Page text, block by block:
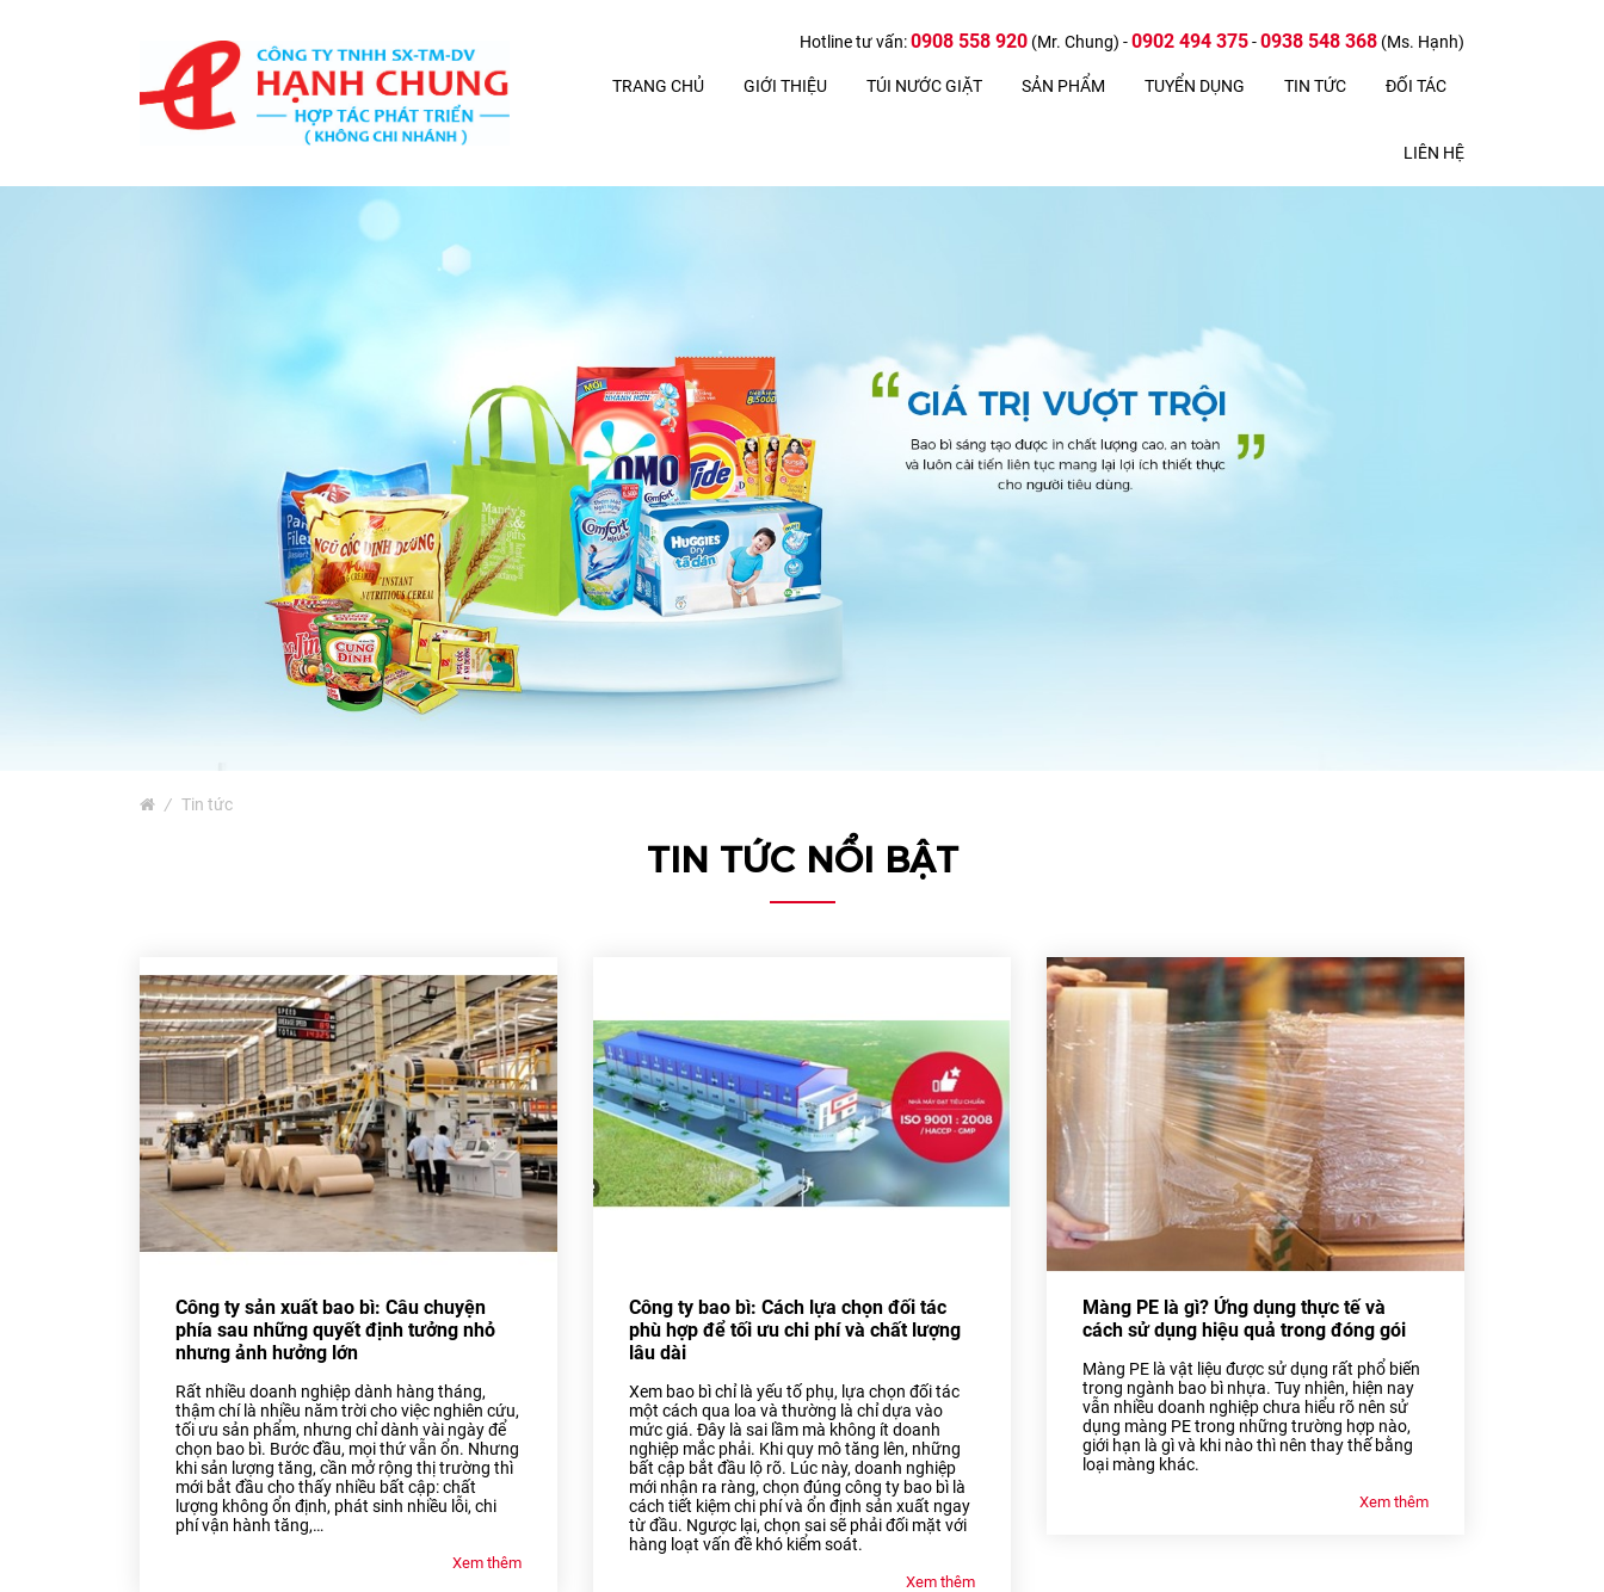
Hotline tư vấn:0908 558 920 (Mr. Chung) -0902 494 375-0938 548 368 (Ms. Hạnh)
TRANG CHỦ GIỚI THIỆU TÚI NƯỚC GIẶT SẢN PHẨM TUYỂN DỤNG TIN TỨC ĐỐI TÁC
LIÊN HỆ
/ Tin tức
TIN TỨC NỔI BẬT
Công ty sản xuất bao bì: Câu chuyện
phía sau những quyết định tưởng nhỏ
nhưng ảnh hưởng lớn
Rất nhiều doanh nghiệp dành hàng tháng,
thậm chí là nhiều năm trời cho việc nghiên cứu,
tối ưu sản phẩm, nhưng chỉ dành vài ngày để
chọn bao bì. Bước đầu, mọi thứ vẫn ổn. Nhưng
khi sản lượng tăng, cần mở rộng thị trường thì
mới bắt đầu cho thấy nhiều bất cập: chất
lượng không ổn định, phát sinh nhiều lỗi, chi
phí vận hành tăng,…
Xem thêm
Công ty bao bì: Cách lựa chọn đối tác
phù hợp để tối ưu chi phí và chất lượng
lâu dài
Xem bao bì chỉ là yếu tố phụ, lựa chọn đối tác
một cách qua loa và thường là chỉ dựa vào
mức giá. Đây là sai lầm mà không ít doanh
nghiệp mắc phải. Khi quy mô tăng lên, những
bất cập bắt đầu lộ rõ. Lúc này, doanh nghiệp
mới nhận ra ràng, chọn đúng công ty bao bì là
cách tiết kiệm chi phí và ổn định sản xuất ngay
từ đầu. Ngược lại, chọn sai sẽ phải đối mặt với
hàng loạt vấn đề khó kiểm soát.
Xem thêm
Màng PE là gì? Ứng dụng thực tế và
cách sử dụng hiệu quả trong đóng gói
Màng PE là vật liệu được sử dụng rất phổ biến
trong ngành bao bì nhựa. Tuy nhiên, hiện nay
vẫn nhiều doanh nghiệp chưa hiểu rõ nên sử
dụng màng PE trong những trường hợp nào,
giới hạn là gì và khi nào thì nên thay thế bằng
loại màng khác.
Xem thêm